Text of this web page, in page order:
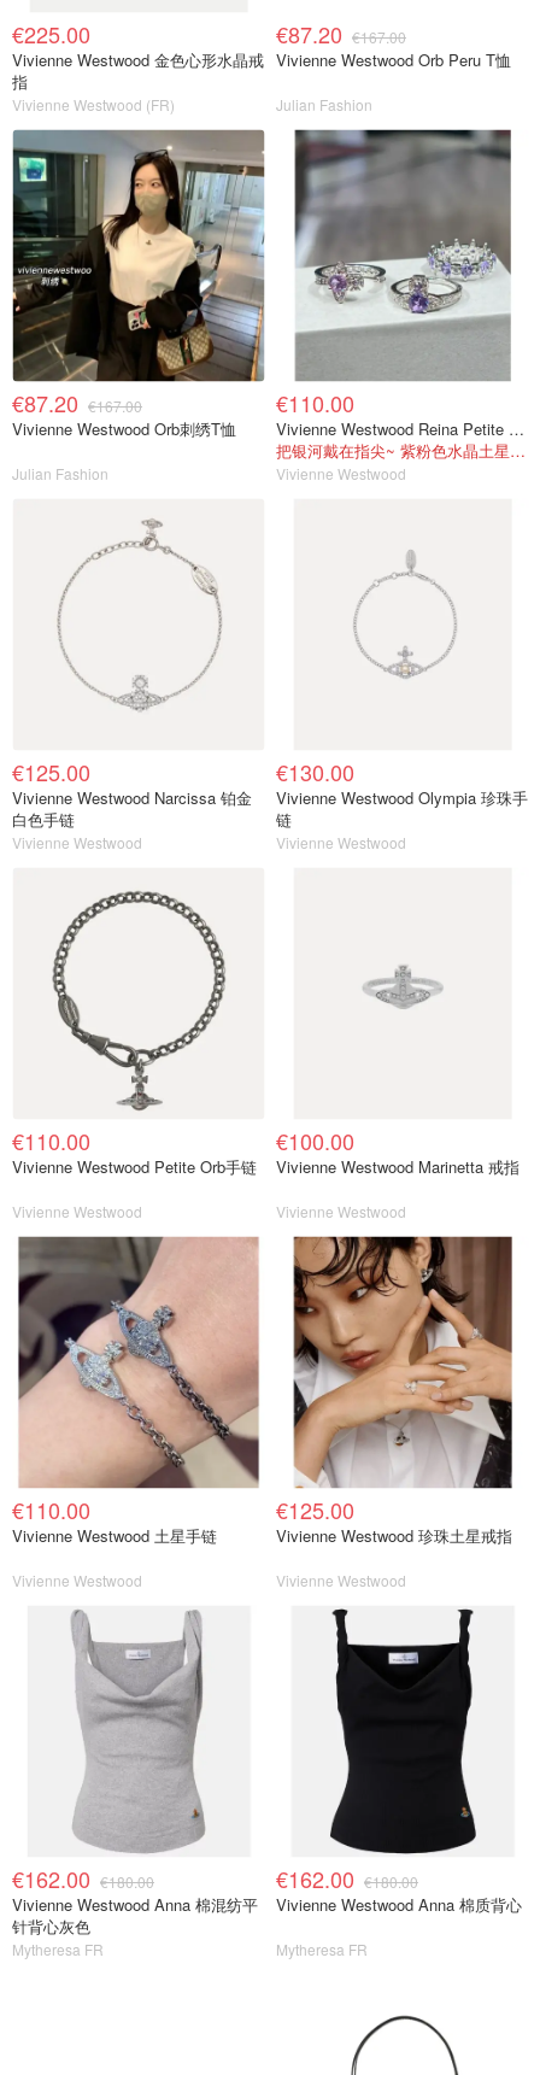
€225.00
Vivienne Westwood 金色心形水晶戒
指
Vivienne Westwood (FR)
€87.20 €167.00
Vivienne Westwood Orb Peru T恤
Julian Fashion
€87.20 €167.00
Vivienne Westwood Orb刺绣T恤
Julian Fashion
€110.00
Vivienne Westwood Reina Petite 戒指
把银河戴在指尖~ 紫粉色水晶土星真的太仙了
Vivienne Westwood
€125.00
Vivienne Westwood Narcissa 铂金
白色手链
Vivienne Westwood
€130.00
Vivienne Westwood Olympia 珍珠手
链
Vivienne Westwood
€110.00
Vivienne Westwood Petite Orb手链
Vivienne Westwood
€100.00
Vivienne Westwood Marinetta 戒指
Vivienne Westwood
€110.00
Vivienne Westwood 土星手链
Vivienne Westwood
€125.00
Vivienne Westwood 珍珠土星戒指
Vivienne Westwood
€162.00 €180.00
Vivienne Westwood Anna 棉混纺平
针背心灰色
Mytheresa FR
€162.00 €180.00
Vivienne Westwood Anna 棉质背心
Mytheresa FR